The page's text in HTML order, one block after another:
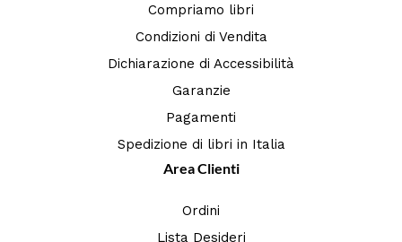
Compriamo libri
Condizioni di Vendita
Dichiarazione di Accessibilità
Garanzie
Pagamenti
Spedizione di libri in Italia
Area Clienti
Ordini
Lista Desideri